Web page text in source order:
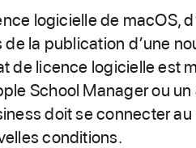
logicielle de macOS,
la publication d’une
de licence logicielle est
School Manager ou
doit se connecter
conditions.